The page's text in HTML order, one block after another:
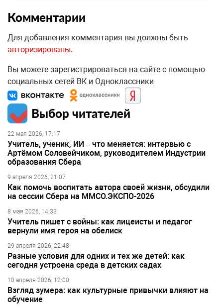
Комментарии
Для добавления комментария вы должны быть
авторизированы.
Вы можете зарегистрироваться на сайте с помощью
социальных сетей ВК и Одноклассники
Выбор читателей
22 мая 2026, 17:17
Учитель, ученик, ИИ – что меняется: интервью с
Артёмом Соловейчиком, руководителем Индустрии
образования Сбера
9 апреля 2026, 21:07
Как помочь воспитать автора своей жизни, обсудили
на сессии Сбера на ММСО.ЭКСПО-2026
8 мая 2026, 14:33
Учитель пишет с войны: как лицеисты и педагог
вернули имя героя на обелиск
29 апреля 2026, 22:48
Разные условия для одних и тех же детей: как
сегодня устроена среда в детских садах
10 апреля 2026, 12:00
Взгляд зумера: как культурные привычки влияют на
обучение